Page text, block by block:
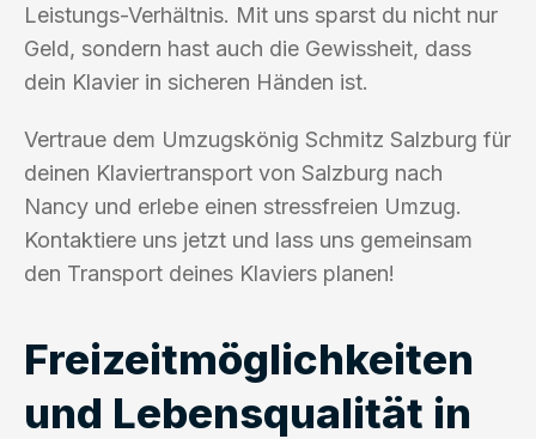
Leistungs-Verhältnis. Mit uns sparst du nicht nur
Geld, sondern hast auch die Gewissheit, dass
dein Klavier in sicheren Händen ist.
Vertraue dem Umzugskönig Schmitz Salzburg für
deinen Klaviertransport von Salzburg nach
Nancy und erlebe einen stressfreien Umzug.
Kontaktiere uns jetzt und lass uns gemeinsam
den Transport deines Klaviers planen!
Freizeitmöglichkeiten
und Lebensqualität in